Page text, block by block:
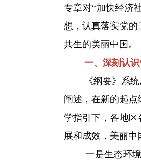
专章对“加快经济
想，认真落实党
共生的美丽中国。
一、深刻认识“
《纲要》系统总
阐述，在新的起
学指引下，各地
展和成效，美丽
一是生态环境